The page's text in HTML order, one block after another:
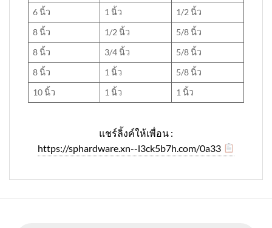
6 นิ้ว
1 นิ้ว
1/2 นิ้ว
8 นิ้ว
1/2 นิ้ว
5/8 นิ้ว
8 นิ้ว
3/4 นิ้ว
5/8 นิ้ว
8 นิ้ว
1 นิ้ว
5/8 นิ้ว
10 นิ้ว
1 นิ้ว 1 นิ้ว
แชร์ลิ้งค์ให้เพื่อน :
https://sphardware.xn--l3ck5b7h.com/0a33